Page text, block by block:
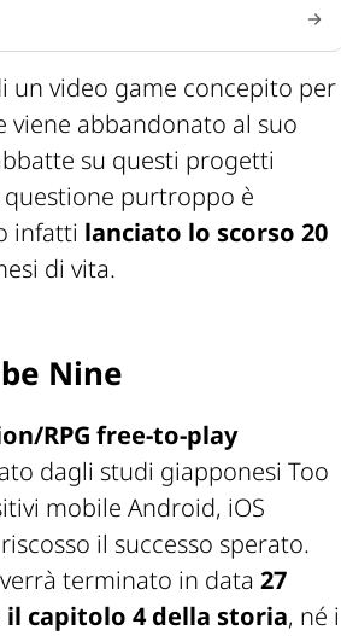
un video game concepito per
abbandonato al suo
su questi progetti
purtroppo è
infatti lanciato lo scorso 20
di vita.
Nine
RPG free-to-play
dagli studi giapponesi Too
mobile Android, iOS
il successo sperato.
terminato in data 27
il capitolo 4 della storia, né i